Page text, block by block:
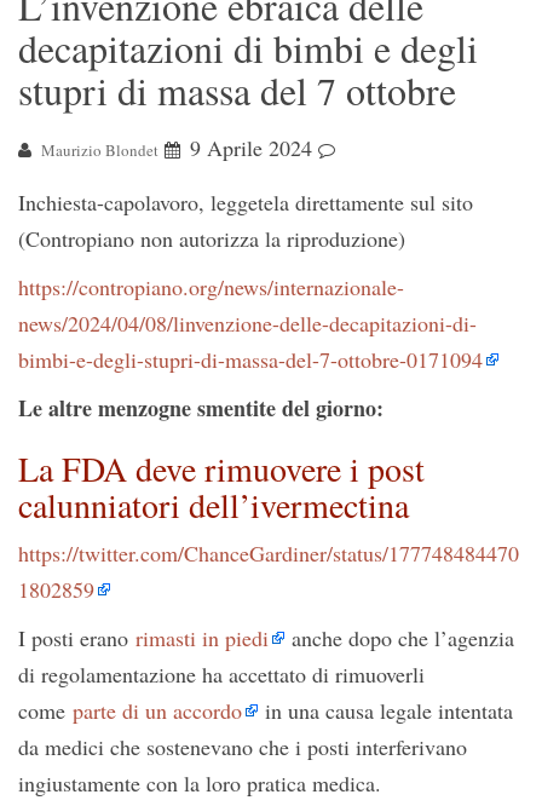
decapitazioni di bimbi e degli
stupri di massa del 7 ottobre
Maurizio Blondet
9 Aprile 2024
Inchiesta-capolavoro, leggetela direttamente sul sito
(Contropiano non autorizza la riproduzione)
https://contropiano.org/news/internazionale-
news/2024/04/08/linvenzione-delle-decapitazioni-di-
bimbi-e-degli-stupri-di-massa-del-7-ottobre-0171094
Le altre menzogne smentite del giorno:
La FDA deve rimuovere i post
calunniatori dell’ivermectina
https://twitter.com/ChanceGardiner/status/177748484470
1802859
I posti erano rimasti in piedi
anche dopo che l’agenzia
di regolamentazione ha accettato di rimuoverli
come parte di un accordo
in una causa legale intentata
da medici che sostenevano che i posti interferivano
ingiustamente con la loro pratica medica.